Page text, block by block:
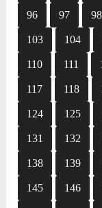
96 97 98
103 104
110 111
117 118
124 125
131 132
138 139
145 146